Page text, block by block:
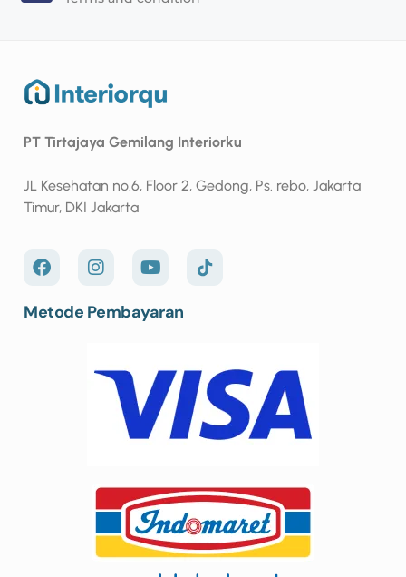
PT Tirtajaya Gemilang Interiorku
JL Kesehatan no.6, Floor 2, Gedong, Ps. rebo, Jakarta
Timur, DKI Jakarta
Metode Pembayaran